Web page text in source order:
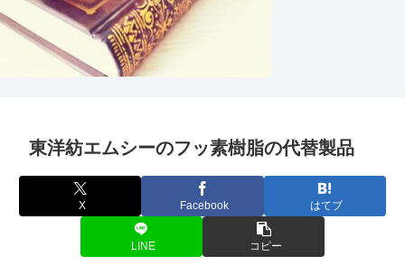
東洋紡エムシーのフッ素樹脂の代替製品
X Facebook はてブ
LINE コピー